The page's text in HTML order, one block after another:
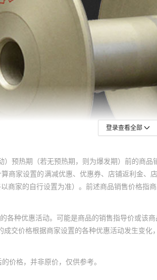
登录查看全部
预热期（若无预热期，则为爆发期）前的商
商家设置的满减优惠、优惠券、店铺返利金
家的自行设置为准）。前述商品销售价格指
种优惠活动。可能是商品的销售指导价或该
交价格根据商家设置的各种优惠活动发生变化
价格，并非原价，仅供参考。